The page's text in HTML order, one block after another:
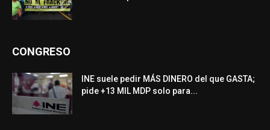
CONGRESO
INE suele pedir MÁS DINERO del que GASTA;
pide +13 MIL MDP solo para...